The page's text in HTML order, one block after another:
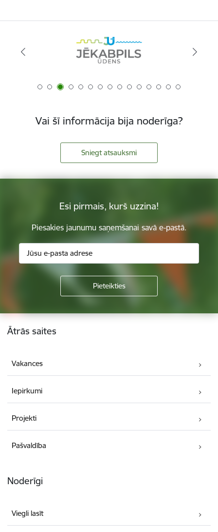
Vai šī informācija bija noderīga?
Sniegt atsauksmi
Esi pirmais, kurš uzzina!
Piesakies jaunumu saņemšanai savā e-pastā.
Kājene
Ātrās saites
Vakances
Iepirkumi
Projekti
Pašvaldība
Noderīgi
Viegli lasīt